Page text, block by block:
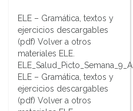
ELE – Gramática, textos y
ejercicios descargables
(pdf) Volver a otros
materiales ELE.
ELE – Gramática, textos y
ejercicios descargables
(pdf) Volver a otros